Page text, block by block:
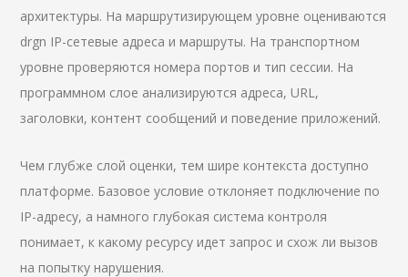
архитектуры. На маршрутизирующем уровне оцениваются
drgn IP-сетевые адреса и маршруты. На транспортном
уровне проверяются номера портов и тип сессии. На
программном слое анализируются адреса, URL,
заголовки, контент сообщений и поведение приложений.
Чем глубже слой оценки, тем шире контекста доступно
платформе. Базовое условие отклоняет подключение по
IP-адресу, а намного глубокая система контроля
понимает, к какому ресурсу идет запрос и схож ли вызов
на попытку нарушения.